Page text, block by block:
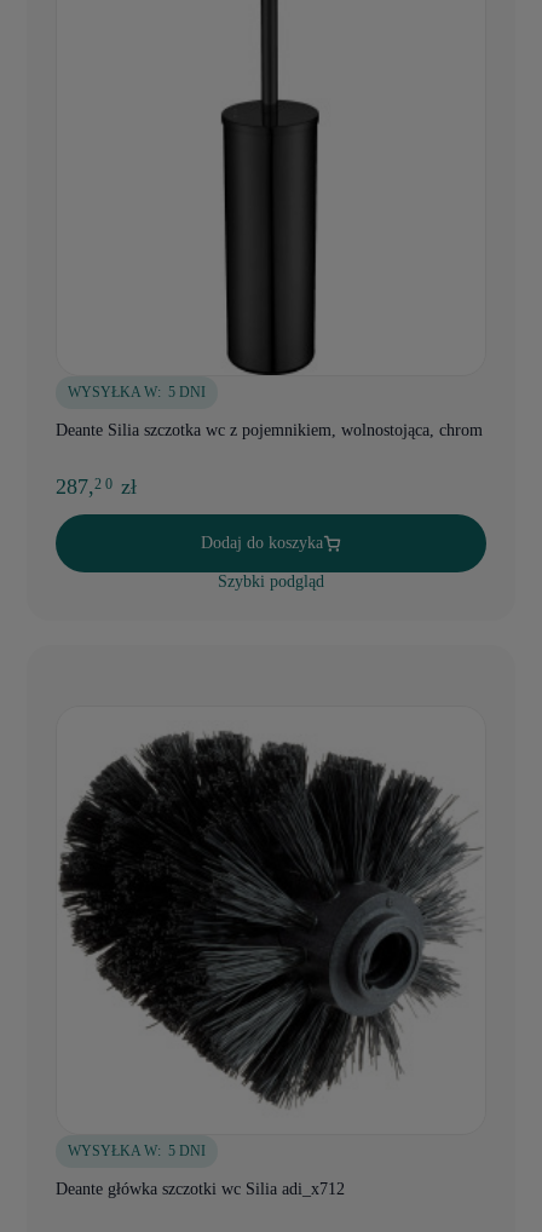
WYSYŁKA W: 5 DNI
Deante Silia szczotka wc z pojemnikiem, wolnostojąca, chrom
287,2 0 zł
Dodaj do koszyka
Szybki podgląd
WYSYŁKA W: 5 DNI
Deante główka szczotki wc Silia adi_x712